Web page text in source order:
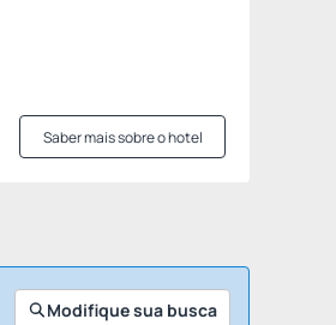
Saber mais sobre o hotel
Modifique sua busca